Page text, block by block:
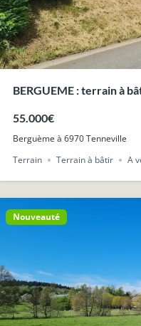
BERGUEME : terrain à
55.000€
Berguème à 6970 Tenneville
Terrain
Terrain à bâtir A
Nouveauté